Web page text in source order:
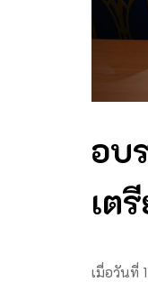
อบ
เต
เมื่อวันที่